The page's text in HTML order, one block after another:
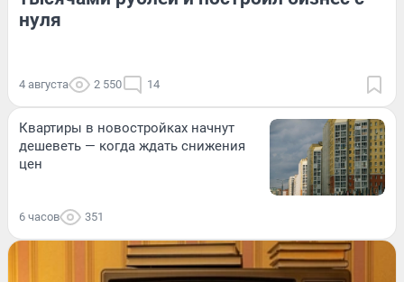
нуля
4 августа 2 550 14
Квартиры в новостройках начнут
дешеветь — когда ждать снижения
цен
6 часов 351